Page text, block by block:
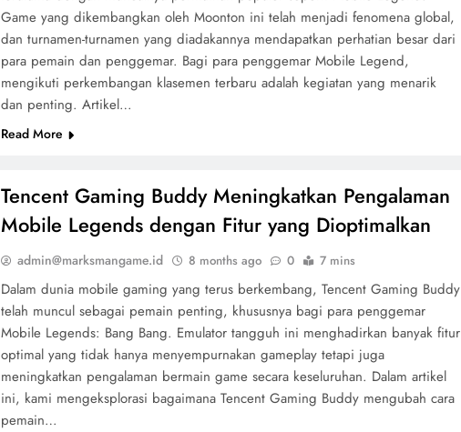
Game yang dikembangkan oleh Moonton ini telah menjadi fenomena global,
dan turnamen-turnamen yang diadakannya mendapatkan perhatian besar dari
para pemain dan penggemar. Bagi para penggemar Mobile Legend,
mengikuti perkembangan klasemen terbaru adalah kegiatan yang menarik
dan penting. Artikel…
Read More
Tencent Gaming Buddy Meningkatkan Pengalaman
Mobile Legends dengan Fitur yang Dioptimalkan
admin@marksmangame.id 8 months ago 0 7 mins
Dalam dunia mobile gaming yang terus berkembang, Tencent Gaming Buddy
telah muncul sebagai pemain penting, khususnya bagi para penggemar
Mobile Legends: Bang Bang. Emulator tangguh ini menghadirkan banyak fitur
optimal yang tidak hanya menyempurnakan gameplay tetapi juga
meningkatkan pengalaman bermain game secara keseluruhan. Dalam artikel
ini, kami mengeksplorasi bagaimana Tencent Gaming Buddy mengubah cara
pemain…